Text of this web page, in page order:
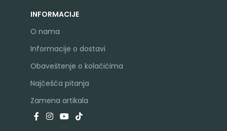
INFORMACIJE
O nama
Informacije o dostavi
Obaveštenje o kolačićima
Najčešća pitanja
Zamena artikala